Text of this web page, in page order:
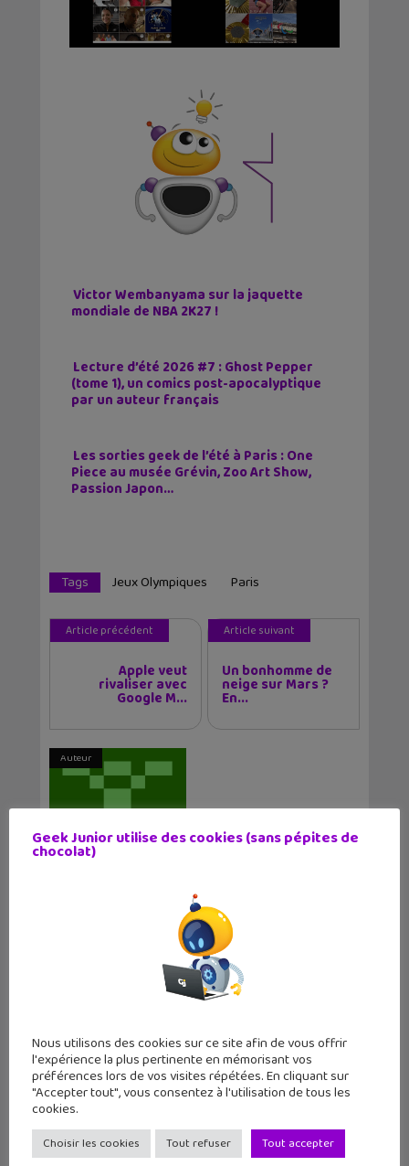
Victor Wembanyama sur la jaquette
mondiale de NBA 2K27 !
Lecture d’été 2026 #7 : Ghost Pepper
(tome 1), un comics post-apocalyptique
par un auteur français
Les sorties geek de l’été à Paris : One
Piece au musée Grévin, Zoo Art Show,
Passion Japon…
Tags Jeux Olympiques Paris
Article précédent
Apple veut
rivaliser avec
Google M...
Article suivant
Un bonhomme de
neige sur Mars ?
En...
Auteur
Je suis stagiaire journaliste chez Geek Junior
jusqu'à fin juillet ! C'est un plaisir d'écrire des
articles pour nos lecteurs :)
Articles similaires
Geek Junior utilise des cookies (sans pépites de
chocolat)
Nous utilisons des cookies sur ce site afin de vous offrir
l'expérience la plus pertinente en mémorisant vos
préférences lors de vos visites répétées. En cliquant sur
"Accepter tout", vous consentez à l'utilisation de tous les
cookies.
Choisir les cookies Tout refuser Tout accepter